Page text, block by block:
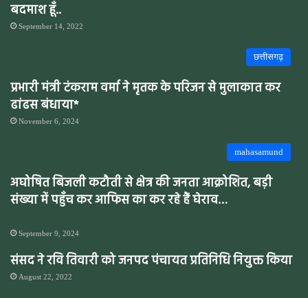
बदमाश हूँ..
September 14, 2022
छत्तीसगढ़
प्रभारी मंत्री टंकराम वर्मा ने मृतक के परिजन से मुलाकात कर
ढांढस बंधाया*
November 6, 2024
mahasamund
अघोषित बिजली कटौती से क्षेत्र की जनता आक्रोशित, बड़ी
संख्या में पहुँच कर आफिस का कर रहे हैं घेराव…
September 9, 2024
संसद ने रवि तिवारी को जनपद पंचायत प्रतिनिधि नियुक्त किया
August 22, 2022